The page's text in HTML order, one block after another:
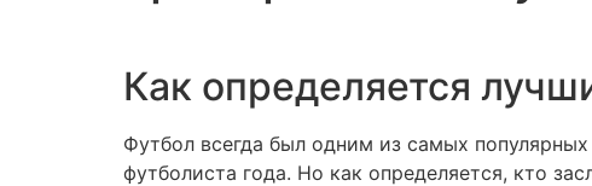
Как определяется
Футбол всегда был одним из самых
футболиста года. Но как определяется, кто